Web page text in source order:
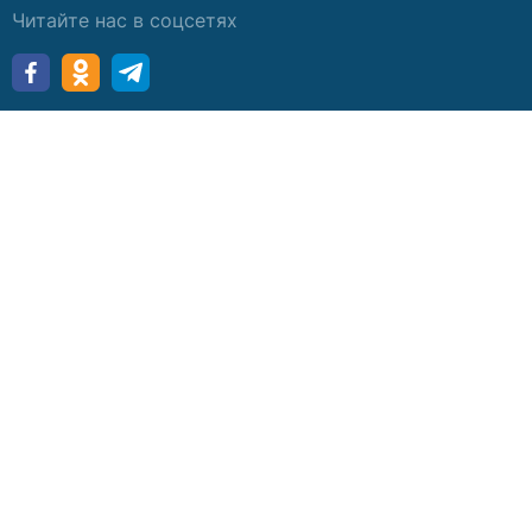
Читайте нас в соцсетях